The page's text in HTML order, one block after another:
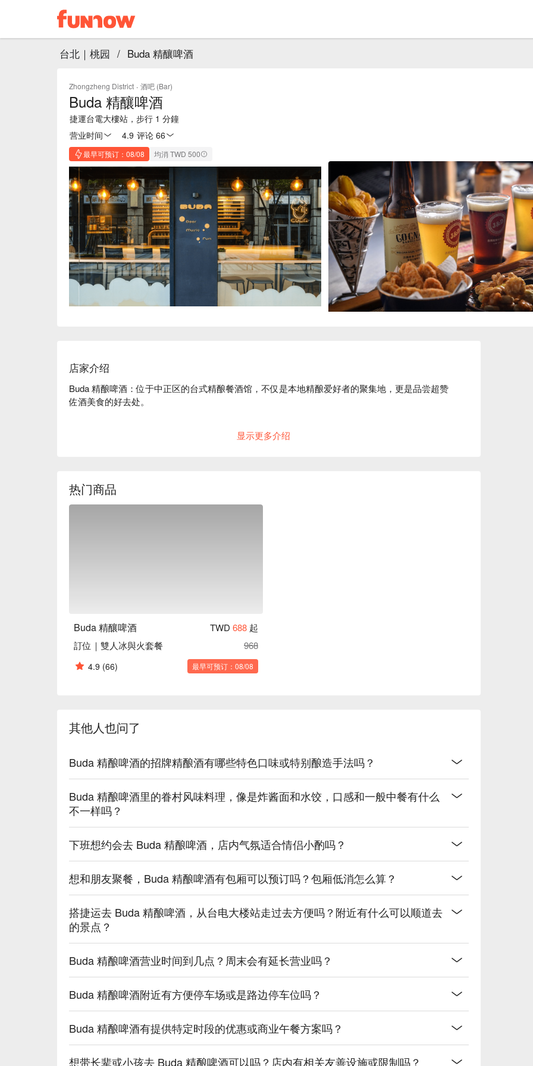
台北｜桃园 / Buda 精釀啤酒
Zhongzheng District · 酒吧 (Bar)
Buda 精釀啤酒
捷運台電大樓站，步行 1 分鐘
营业时间
4.9 评论 66
最早可预订：08/08 均消 TWD 500
店家介绍
Buda 精酿啤酒：位于中正区的台式精酿餐酒馆，不仅是本地精酿爱好者的聚集地，更是品尝超赞
佐酒美食的好去处。
在中正区中心的摩登、有活力又接地气的小馆。伴随着超棒的音乐，整个氛围轻松又舒服，是和朋
餐酒馆。想象一下，一口咸香的饺子或炸酱面，再配上一大口啤酒，简直绝了！这里的酒头主要供
应 Jim & Daddy's 的精酿，他们家最擅长使用柚子、百香果等台湾在地水果酿酒，风味超特别。有
狂爆炸物拼盘 (Crazy Bomb Platter) | 金黄酥脆的终极分享盛宴，是派对聚餐的必点项目。
眷村炸酱面 (Juan Cun Zha Jiang Mian) | 一道经典又咸香入味的家常面食，完美抚慰你的胃和心。
水煮椒麻猪肉水饺 (Boiled Spicy Sichuan Pepper Pork Dumplings) | 鲜嫩多汁的猪肉水饺，浸泡在
Jim & Daddy's Craft Beer | 全场焦点！主打创意在地风味，比如用金桔、百香果酿造的特色啤酒。
IPAs | 为所有啤酒花脑袋们准备的印度淡色艾尔（IPA），选择超多。
Bourbon Barrel-Aged Imperial Red Ale | 风味浓郁复杂的限定款，只要有货就绝对不能错过。
💡 FunNow 懂吃笔记：本推荐由 AI 汇整网络热门口碑。（贴心提醒：若包含酒精饮品，请理性饮
酒｜过量饮酒，有害健康）
显示更多介绍
热门商品
Buda 精釀啤酒 TWD 688 起
訂位｜雙人冰與火套餐
968
4.9 (66) 最早可预订：08/08
其他人也问了
Buda 精酿啤酒的招牌精酿酒有哪些特色口味或特别酿造手法吗？
Buda 精酿啤酒里的眷村风味料理，像是炸酱面和水饺，口感和一般中餐有什么
不一样吗？
下班想约会去 Buda 精酿啤酒，店内气氛适合情侣小酌吗？
想和朋友聚餐，Buda 精酿啤酒有包厢可以预订吗？包厢低消怎么算？
搭捷运去 Buda 精酿啤酒，从台电大楼站走过去方便吗？附近有什么可以顺道去
的景点？
Buda 精酿啤酒营业时间到几点？周末会有延长营业吗？
Buda 精酿啤酒附近有方便停车场或是路边停车位吗？
Buda 精酿啤酒有提供特定时段的优惠或商业午餐方案吗？
想带长辈或小孩去 Buda 精酿啤酒可以吗？店内有相关友善设施或限制吗？